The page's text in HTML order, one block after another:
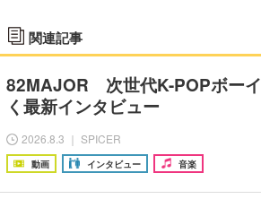
関連記事
82MAJOR 次世代K-POPボー
く最新インタビュー
2026.8.3 ｜ SPICER
動画 インタビュー 音楽